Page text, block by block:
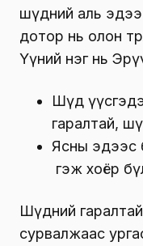
шүдний аль
дотор нь олон
Үүний нэг нь
Шүд
гаралтай,
Ясны эдээс
гэж хоёр
Шүдний
сурвалжаас